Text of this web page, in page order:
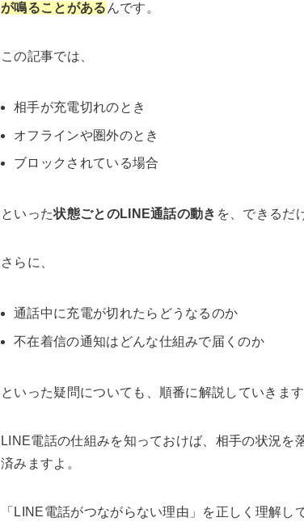
が鳴ることがある んです。
この記事では、
相手が充電切れのとき
オフラインや圏外のとき
ブロックされている場合
といった状態ごとのLINE通話の動き を、できるだ
さらに、
通話中に充電が切れたらどうなるのか
不在着信の通知はどんな仕組みで届くのか
といった疑問についても、順番に解説していきます
LINE電話の仕組みを知っておけば、相手の状況を
済みますよ。
「LINE電話がつながらない理由」を正しく理解し